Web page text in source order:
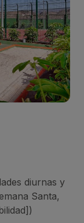
diurnas y
Santa,